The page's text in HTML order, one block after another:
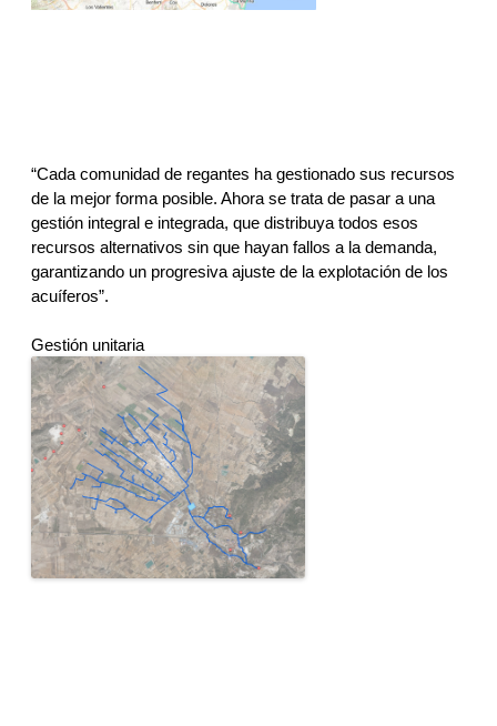
“Cada comunidad de regantes ha gestionado sus recursos
de la mejor forma posible. Ahora se trata de pasar a una
gestión integral e integrada, que distribuya todos esos
recursos alternativos sin que hayan fallos a la demanda,
garantizando un progresiva ajuste de la explotación de los
acuíferos”.
Gestión unitaria